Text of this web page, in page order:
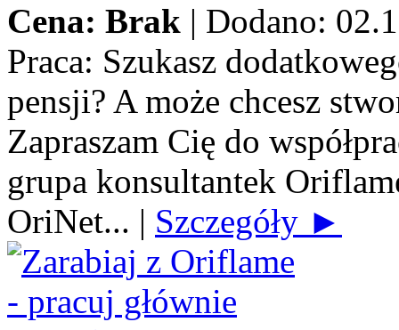
Cena: Brak | Dodano:
Praca: Szukasz
pensji? A może chcesz
Zapraszam Cię do
grupa konsultantek
OriNet... | Szczegóły ►